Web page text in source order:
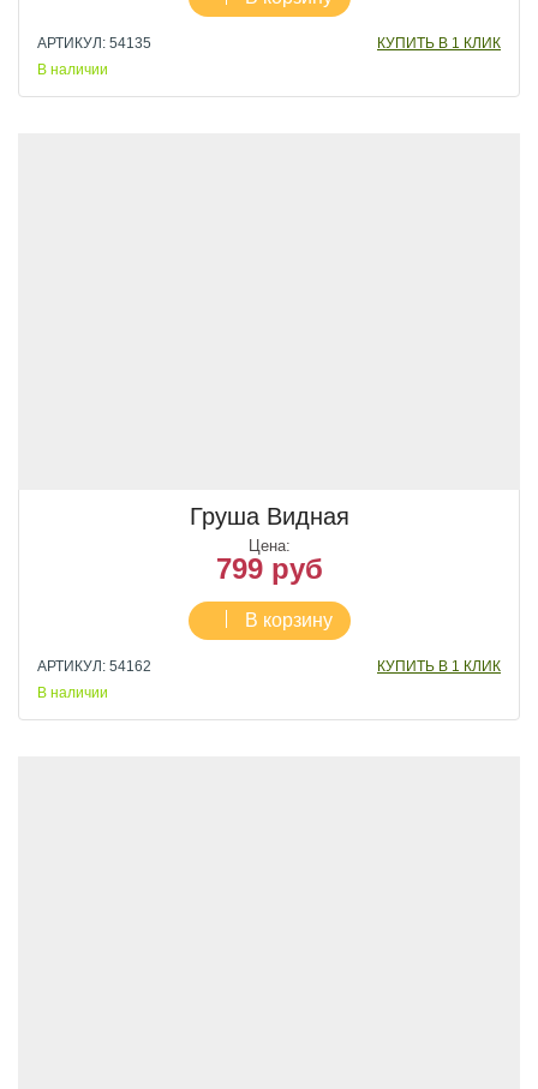
АРТИКУЛ: 54135
КУПИТЬ В 1 КЛИК
В наличии
Груша Видная
Цена:
799 руб
В корзину
АРТИКУЛ: 54162
КУПИТЬ В 1 КЛИК
В наличии